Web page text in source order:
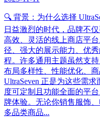
🔍 背景：为什么选择
日益激烈的时代，品牌不
高效、灵活的线上商店平
径、强大的展示能力、优
程。许多通用主题虽然支持
布局多样性、性能优化、商
UltraSeven 正是为这些需
度可定制且功能全面的平
牌体验。无论你销售服饰
多品类商品...